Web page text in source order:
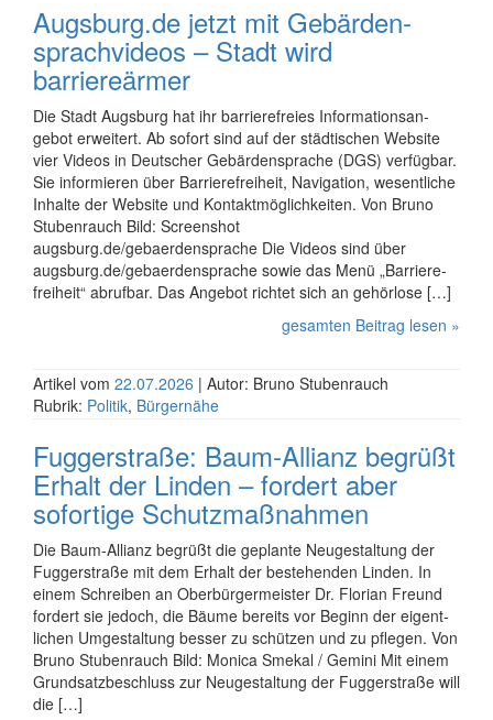
Augsburg.de jetzt mit Ge­bär­den­
sprach­videos – Stadt wird
barriereärmer
Die Stadt Augs­burg hat ihr bar­riere­freies In­for­ma­ti­ons­an­
gebot er­wei­tert. Ab so­fort sind auf der städ­ti­schen Web­site
vier Videos in Deut­scher Ge­bär­den­sprache (DGS) ver­füg­bar.
Sie in­for­mie­ren über Bar­riere­frei­heit, Na­vi­ga­tion, we­sent­liche
In­halte der Web­site und Kon­takt­mög­lich­kei­ten. Von Bruno
Stubenrauch Bild: Screenshot
augsburg.de/gebaerdensprache Die Videos sind über
augsburg.de/gebaerdensprache sowie das Menü „Bar­riere­
frei­heit“ ab­ruf­bar. Das An­gebot rich­tet sich an ge­hör­lo­se […]
gesamten Beitrag lesen »
Artikel vom 22.07.2026 | Autor: Bruno Stubenrauch
Rubrik: Politik, Bürgernähe
Fuggerstraße: Baum-Allianz begrüßt
Erhalt der Linden – fordert aber
sofortige Schutzmaßnahmen
Die Baum-Allianz begrüßt die geplante Neu­ge­staltung der
Fugger­straße mit dem Erhalt der beste­henden Linden. In
einem Schreiben an Ober­bürger­meister Dr. Florian Freund
fordert sie jedoch, die Bäume bereits vor Beginn der eigent­
lichen Umge­staltung besser zu schützen und zu pflegen. Von
Bruno Stubenrauch Bild: Monica Smekal / Gemini Mit einem
Grundsatzbeschluss zur Neuge­staltung der Fugger­straße will
die […]